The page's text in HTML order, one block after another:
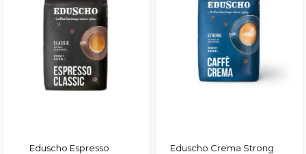
Eduscho Espresso
Eduscho Crema Strong